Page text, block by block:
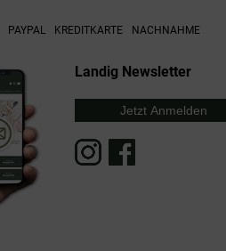
PAYPAL KREDITKARTE NACHNAHME
Landig Newsletter
Jetzt Anmelden